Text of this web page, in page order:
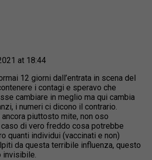
at 18:44
12 giorni dall’entrata in scena del
i contagi e speravo che
cambiare in meglio ma qui cambia
i numeri ci dicono il contrario.
ancora piuttosto mite, non oso
caso di vero freddo cosa potrebbe
quanti individui (vaccinati e non)
da questa terribile influenza, questo